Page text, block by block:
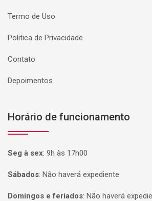
Termo de Uso
Politica de Privacidade
Contato
Depoimentos
Horário de funcionamento
Seg à sex: 9h às 17h00
Sábados: Não haverá expediente
Domingos e feriados: Não haverá